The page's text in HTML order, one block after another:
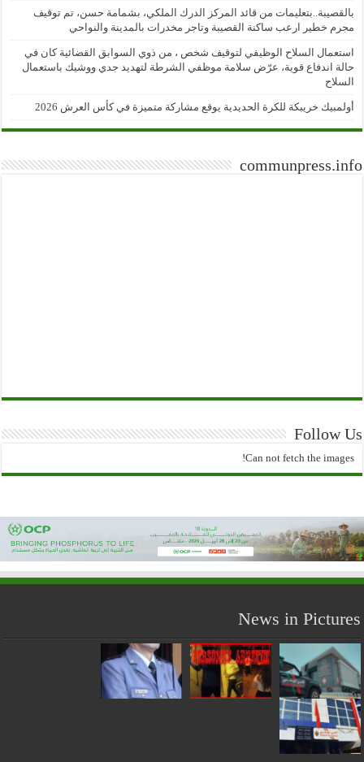
بالقصيبة..بتعليمات من قائد المركز الدرك الملكي، بشمامة حسن، تم توقيف
مجرم خطير ارعب ساكنة القصيبة وتاجر مخدرات بالمدينة والنواحي
استعمال السلاح الوظيفي لتوقيف شخص ، من ذوي السوابق القضائية كان في
حالة اندفاع قوية، عرّض سلامة موظفي الشرطة لتهديد جدي ووشيك باستعمال
السلاح
أولمبيك خريبكة للكرة الحديدية يوقع مشاركة متميزة في كأس العرش 2026
communpress.info
Follow Us
Can not fetch the images!
News in Pictures